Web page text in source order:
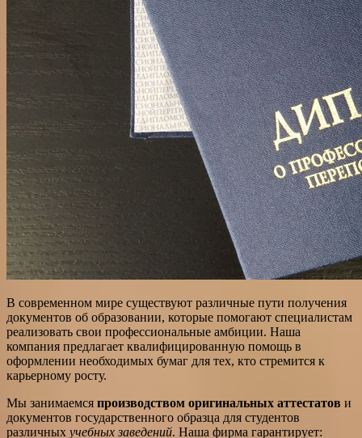
В современном мире существуют различные пути получения
документов об образовании, которые помогают специалистам
реализовать свои профессиональные амбиции. Наша
компания предлагает квалифицированную помощь в
оформлении необходимых бумаг для тех, кто стремится к
карьерному росту.
Мы занимаемся производством оригинальных аттестатов и
документов государственного образца для студентов
различных учебных заведений. Наша фирма гарантирует: